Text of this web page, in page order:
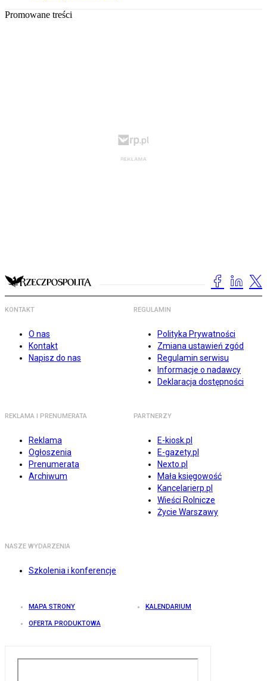
Promowane treści
KONTAKT
O nas
Kontakt
Napisz do nas
REGULAMIN
Polityka Prywatności
Zmiana ustawień zgód
Regulamin serwisu
Informacje o nadawcy
Deklaracja dostępności
REKLAMA I PRENUMERATA
Reklama
Ogłoszenia
Prenumerata
Archiwum
PARTNERZY
E-kiosk.pl
E-gazety.pl
Nexto.pl
Mała księgowość
Kancelarierp.pl
Wieści Rolnicze
Życie Warszawy
NASZE WYDARZENIA
Szkolenia i konferencje
MAPA STRONY KALENDARIUM
OFERTA PRODUKTOWA